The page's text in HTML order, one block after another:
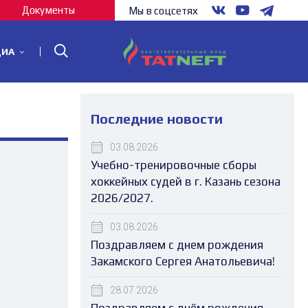
Документы Мы в соцсетях
Последние новости
03.08.2026
Учебно-тренировочные сборы
хоккейных судей в г. Казань сезона
2026/2027.
03.08.2026
Поздравляем с днем рождения
Закамского Сергея Анатольевича!
28.07.2026